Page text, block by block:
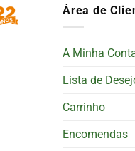
Área de
A Minha
Lista de
Carrinho
Encomendas